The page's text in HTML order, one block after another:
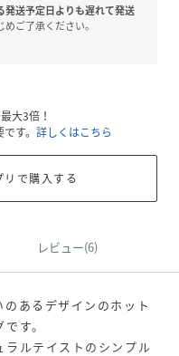
送予定日よりも遅れて発送
ご了承ください。
大3倍！
す。 詳しくはこちら
で購入する
レビュー(6)
あるデザインのホット
す。
ルテイストのシンプル